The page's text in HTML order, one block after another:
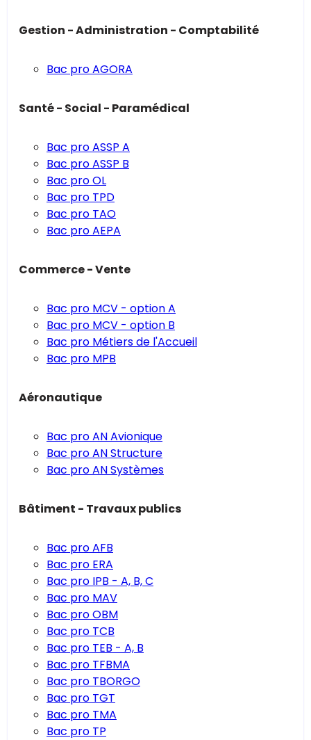
Gestion - Administration - Comptabilité
Bac pro AGORA
Santé - Social - Paramédical
Bac pro ASSP A
Bac pro ASSP B
Bac pro OL
Bac pro TPD
Bac pro TAO
Bac pro AEPA
Commerce - Vente
Bac pro MCV - option A
Bac pro MCV - option B
Bac pro Métiers de l'Accueil
Bac pro MPB
Aéronautique
Bac pro AN Avionique
Bac pro AN Structure
Bac pro AN Systèmes
Bâtiment - Travaux publics
Bac pro AFB
Bac pro ERA
Bac pro IPB - A, B, C
Bac pro MAV
Bac pro OBM
Bac pro TCB
Bac pro TEB - A, B
Bac pro TFBMA
Bac pro TBORGO
Bac pro TGT
Bac pro TMA
Bac pro TP